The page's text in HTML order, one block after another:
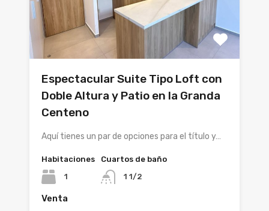
Espectacular Suite Tipo Loft con
Doble Altura y Patio en la Granda
Centeno
Aquí tienes un par de opciones para el título y…
Habitaciones
1
Cuartos de baño
1 1/2
Venta